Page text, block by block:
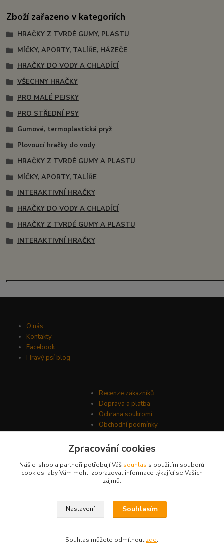
Zboží zařazeno v kategoriích
HRAČKY Z TVRDÉ GUMY, PLASTU
MÍČKY, APORTY, TALÍŘE, HÁZEČE
HRAČKY DO VODY A CHLADÍCÍ
VŠECHNY HRAČKY
PRO MALÉ PEJSKY
PRO STŘEDNÍ PSY
Gumové, termoplastická pryž
Plovoucí hračky do vody
HRAČKY Z TVRDÉ GUMY A PLASTU
MÍČKY, APORTY, TALÍŘE
INTERAKTIVNÍ HRAČKY
HRAČKY DO VODY A CHLADÍCÍ
HRAČKY Z TVRDÉ GUMY A PLASTU
INTERAKTIVNÍ HRAČKY
O nás
Kontakty
Facebook
Hravý psí blog
Recenze zákazníků
Doprava a platba
Ochrana soukromí
Obchodní podmínky
© Psí-hračky.cz 2026
Zpracování cookies
Náš e-shop a partneři potřebují Váš souhlas s použitím souborů
cookies, aby Vám mohli zobrazovat informace týkající se Vašich
zájmů.
Nastavení Souhlasím
Souhlas můžete odmítnout zde.